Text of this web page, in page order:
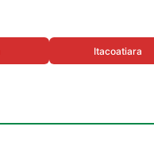
Itacoatiara